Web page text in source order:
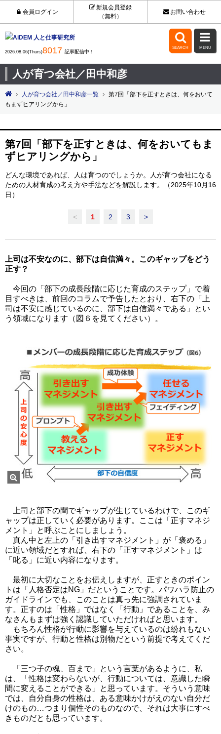
会員ログイン
新規会員登録
（無料）
お問い合わせ
2026.08.06(Thurs)8017 記事配信中！

SEARCH

MENU
人が育つ会社／田中和彦
人が育つ会社／田中和彦一覧
第7回「部下を正すときは、何をおいて
もまずヒアリングから」
第7回「部下を正すときは、何をおいてもま
ずヒアリングから」
どんな環境であれば、人は育つのでしょうか。人が育つ会社になる
ための人材育成の考え方や手法などを解説します。（2025年10月16
日）
< 1 2 3 >
上司は不安なのに、部下は自信満々。このギャップをどう
正す？
今回の「部下の成長段階に応じた育成のステップ」で着
目すべきは、前回のコラムで予告したとおり、右下の「上
司は不安に感じているのに、部下は自信満々である」とい
う領域になります（図６を見てください）。
上司と部下の間でギャップが生じているわけで、このギ
ャップは正していく必要があります。ここは「正すマネジ
メント」と呼ぶことにしましょう。
真ん中と左上の「引き出すマネジメント」が「褒める」
に近い領域だとすれば、右下の「正すマネジメント」は
「叱る」に近い内容になります。
最初に大切なことをお伝えしますが、正すときのポイン
トは「人格否定はNG」だということです。パワハラ防止の
ガイドラインでも、このことは真っ先に強調されていま
す。正すのは「性格」ではなく「行動」であることを、み
なさんもまずは強く認識していただければと思います。
もちろん性格が行動に影響を与えているのは紛れもない
事実ですが、行動と性格は別物だという前提で考えてくだ
さい。
「三つ子の魂、百まで」という言葉があるように、私
は、「性格は変わらないが、行動については、意識した瞬
間に変えることができる」と思っています。 そういう意味
では、自分自身の性格は、ある意味かけがえのない自分だ
けのもの…つまり個性そのものなので、それは大事にすべ
きものだとも思っています。